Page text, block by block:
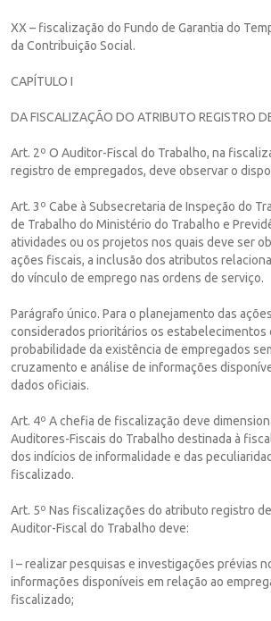
XX – fiscalização do Fundo de Garantia do
da Contribuição Social.
CAPÍTULO I
DA FISCALIZAÇÃO DO ATRIBUTO REGISTRO
Art. 2º O Auditor-Fiscal do Trabalho, na
registro de empregados, deve observar o
Art. 3º Cabe à Subsecretaria de Inspeção do
de Trabalho do Ministério do Trabalho e
atividades ou os projetos nos quais deve ser
ações fiscais, a inclusão dos atributos
do vínculo de emprego nas ordens de serviço.
Parágrafo único. Para o planejamento das
considerados prioritários os estabelecimentos
probabilidade da existência de empregados
cruzamento e análise de informações
dados oficiais.
Art. 4º A chefia de fiscalização deve
Auditores-Fiscais do Trabalho destinada à
dos indícios de informalidade e das
fiscalizado.
Art. 5º Nas fiscalizações do atributo registro
Auditor-Fiscal do Trabalho deve:
I – realizar pesquisas e investigações prévias
informações disponíveis em relação ao
fiscalizado;